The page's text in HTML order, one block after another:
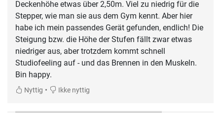
Deckenhöhe etwas über 2,50m. Viel zu niedrig für die
Stepper, wie man sie aus dem Gym kennt. Aber hier
habe ich mein passendes Gerät gefunden, endlich! Die
Steigung bzw. die Höhe der Stufen fällt zwar etwas
niedriger aus, aber trotzdem kommt schnell
Studiofeeling auf - und das Brennen in den Muskeln.
Bin happy.
Nyttig • Ikke nyttig